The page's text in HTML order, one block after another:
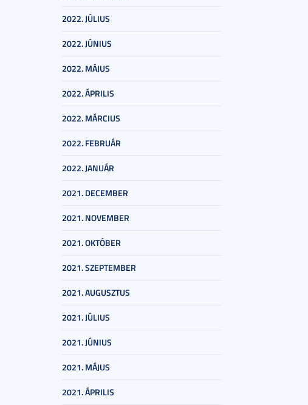
2022. JÚLIUS
2022. JÚNIUS
2022. MÁJUS
2022. ÁPRILIS
2022. MÁRCIUS
2022. FEBRUÁR
2022. JANUÁR
2021. DECEMBER
2021. NOVEMBER
2021. OKTÓBER
2021. SZEPTEMBER
2021. AUGUSZTUS
2021. JÚLIUS
2021. JÚNIUS
2021. MÁJUS
2021. ÁPRILIS